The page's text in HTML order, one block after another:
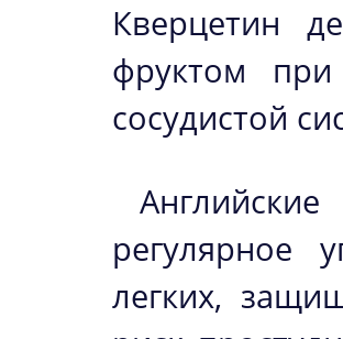
Кверцетин
фруктом
сосудистой
регулярное
легких,